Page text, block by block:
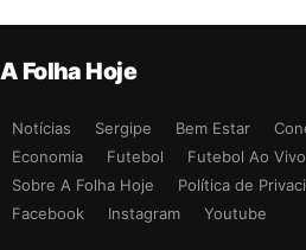
A Folha Hoje
Notícias Sergipe Bem Estar
Economia
Futebol Futebol Ao Vivo
Sobre A Folha Hoje
Política de
Facebook
Instagram Youtube